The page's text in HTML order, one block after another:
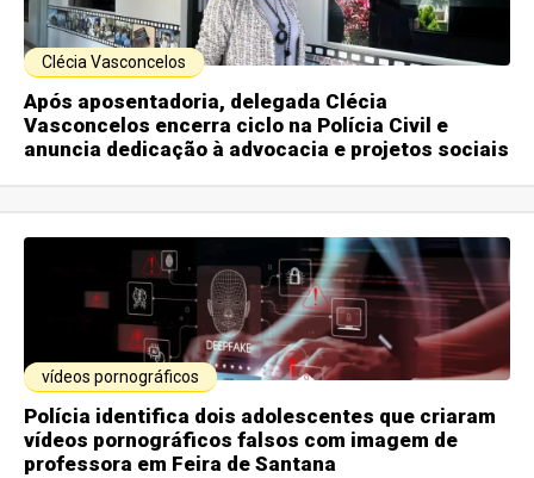
Clécia Vasconcelos
Após aposentadoria, delegada Clécia
Vasconcelos encerra ciclo na Polícia Civil e
anuncia dedicação à advocacia e projetos sociais
vídeos pornográficos
Polícia identifica dois adolescentes que criaram
vídeos pornográficos falsos com imagem de
professora em Feira de Santana